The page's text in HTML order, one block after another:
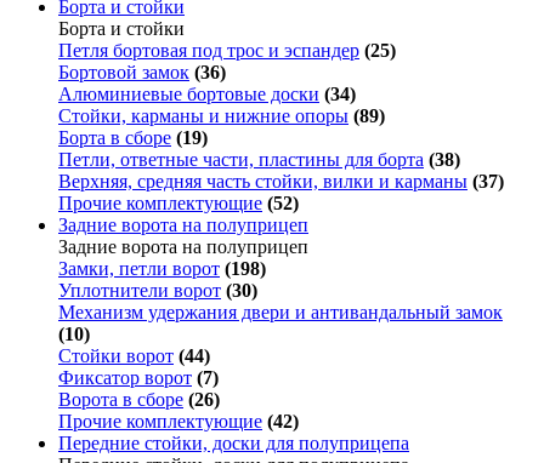
Борта и стойки
Борта и стойки
Петля бортовая под трос и эспандер (25)
Бортовой замок (36)
Алюминиевые бортовые доски (34)
Стойки, карманы и нижние опоры (89)
Борта в сборе (19)
Петли, ответные части, пластины для борта (38)
Верхняя, средняя часть стойки, вилки и карманы (37)
Прочие комплектующие (52)
Задние ворота на полуприцеп
Задние ворота на полуприцеп
Замки, петли ворот (198)
Уплотнители ворот (30)
Механизм удержания двери и антивандальный замок
(10)
Стойки ворот (44)
Фиксатор ворот (7)
Ворота в сборе (26)
Прочие комплектующие (42)
Передние стойки, доски для полуприцепа